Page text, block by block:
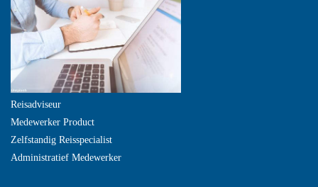
Reisadviseur
Medewerker Product
Zelfstandig Reisspecialist
Administratief Medewerker